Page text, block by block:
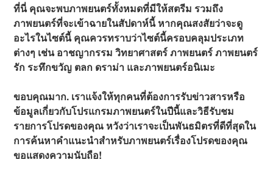
ที่นี่ คุณจะพบภาพยนตร์ทั้งหมดที่มีให้สตรีม รวมถึง
ภาพยนตร์ที่จะเข้าฉายในสัปดาห์นี้ หากคุณสงสัยว่าจะดู
อะไรในไซต์นี้ คุณควรทราบว่าไซต์นี้ครอบคลุมประเภท
ต่างๆ เช่น อาชญากรรม วิทยาศาสตร์ ภาพยนตร์ ภาพยนตร์
รัก ระทึกขวัญ ตลก ดราม่า และภาพยนตร์อนิเมะ
ขอบคุณมาก. เราแจ้งให้ทุกคนที่ต้องการรับข่าวสารหรือ
ข้อมูลเกี่ยวกับโปรแกรมภาพยนตร์ในปีนี้และวิธีรับชม
รายการโปรดของคุณ หวังว่าเราจะเป็นพันธมิตรที่ดีที่สุดใน
การค้นหาคำแนะนำสำหรับภาพยนตร์เรื่องโปรดของคุณ
ขอแสดงความนับถือ!